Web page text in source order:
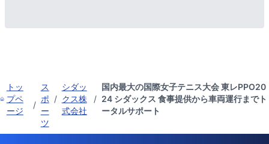
トッ
プペ
ージ
/
ス
ポ
ー
ツ
/
シダッ
クス株
式会社
/
国内最大の国際女子テニス大会 東レPPO20
24 シダックス 食事提供から車両運行までト
ータルサポート